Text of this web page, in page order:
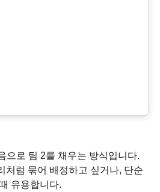
으로 팀 2를 채우는 방식입니다.
처럼 묶어 배정하고 싶거나, 단순
유용합니다.